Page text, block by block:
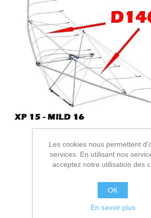
Les cookies nous permettent
services. En utilisant nos
acceptez notre utilisation des
OK
En savoir plus